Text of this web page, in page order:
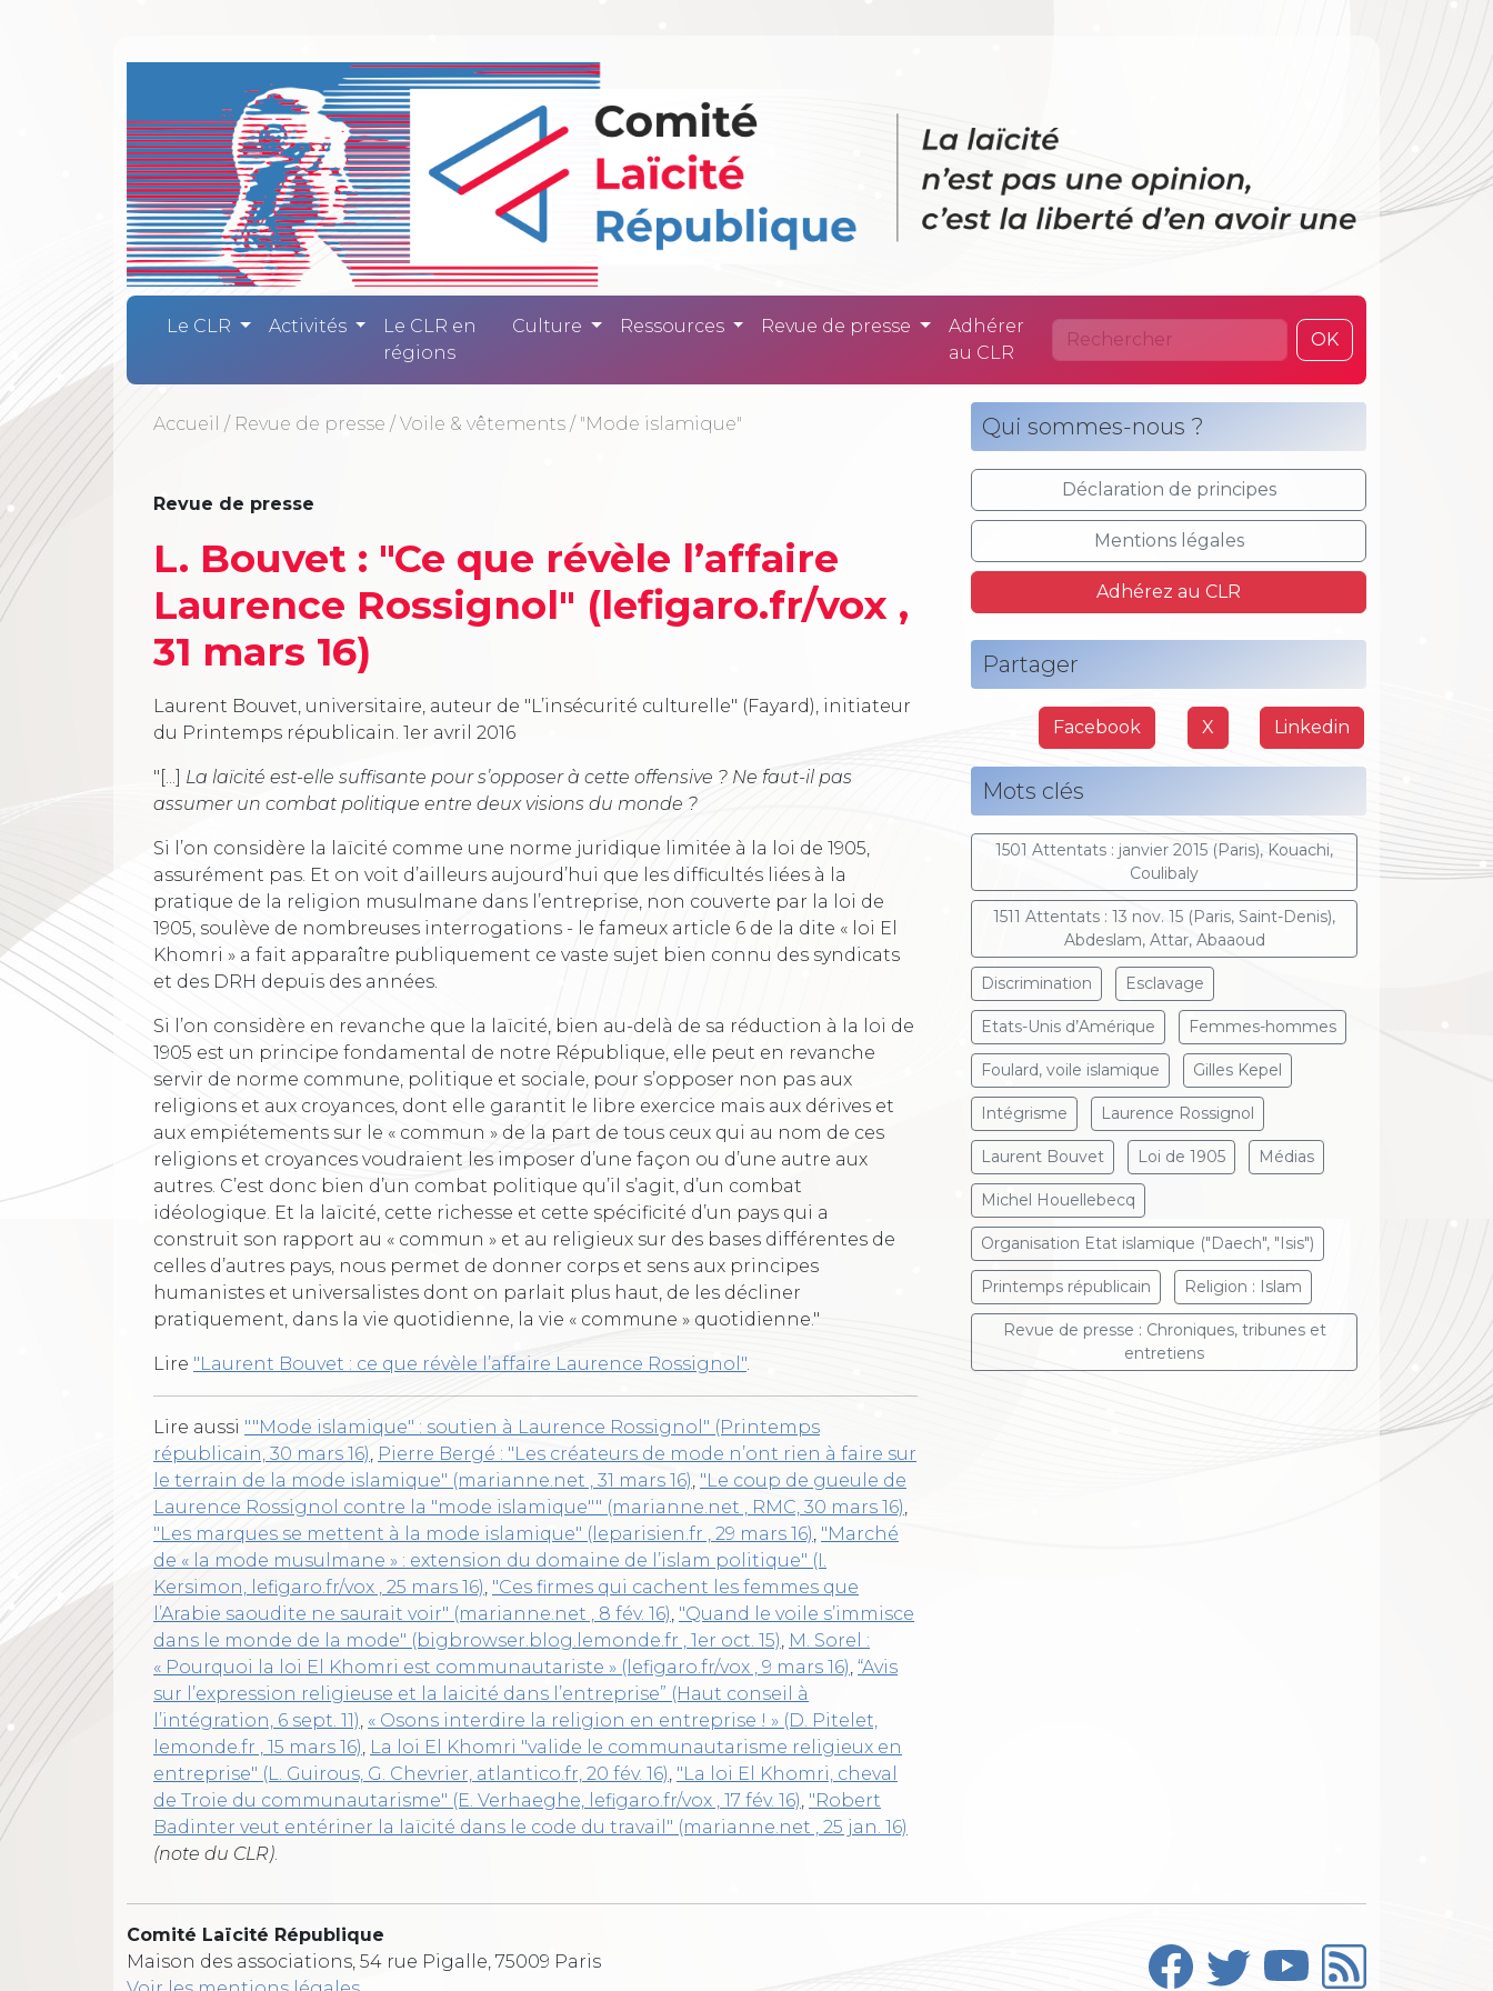
Comité Laïcité République - La laïcité
Le CLR Activités
Le CLR en
régions
Culture Ressources Revue de presse
Adhérer
au CLR
OK
Accueil / Revue de presse / Voile & vêtements / "Mode islamique"
Revue de presse
L. Bouvet : "Ce que révèle l’affaire
Laurence Rossignol" (lefigaro.fr/vox ,
31 mars 16)
Laurent Bouvet, universitaire, auteur de "L’insécurité culturelle" (Fayard), initiateur
du Printemps républicain. 1er avril 2016
"[...] La laïcité est-elle suffisante pour s’opposer à cette offensive ? Ne faut-il pas
assumer un combat politique entre deux visions du monde ?
Si l’on considère la laïcité comme une norme juridique limitée à la loi de 1905,
assurément pas. Et on voit d’ailleurs aujourd’hui que les difficultés liées à la
pratique de la religion musulmane dans l’entreprise, non couverte par la loi de
1905, soulève de nombreuses interrogations - le fameux article 6 de la dite « loi El
Khomri » a fait apparaître publiquement ce vaste sujet bien connu des syndicats
et des DRH depuis des années.
Si l’on considère en revanche que la laïcité, bien au-delà de sa réduction à la loi de
1905 est un principe fondamental de notre République, elle peut en revanche
servir de norme commune, politique et sociale, pour s’opposer non pas aux
religions et aux croyances, dont elle garantit le libre exercice mais aux dérives et
aux empiétements sur le « commun » de la part de tous ceux qui au nom de ces
religions et croyances voudraient les imposer d’une façon ou d’une autre aux
autres. C’est donc bien d’un combat politique qu’il s’agit, d’un combat
idéologique. Et la laïcité, cette richesse et cette spécificité d’un pays qui a
construit son rapport au « commun » et au religieux sur des bases différentes de
celles d’autres pays, nous permet de donner corps et sens aux principes
humanistes et universalistes dont on parlait plus haut, de les décliner
pratiquement, dans la vie quotidienne, la vie « commune » quotidienne."
Lire "Laurent Bouvet : ce que révèle l’affaire Laurence Rossignol".
Lire aussi ""Mode islamique" : soutien à Laurence Rossignol" (Printemps
républicain, 30 mars 16), Pierre Bergé : "Les créateurs de mode n’ont rien à faire sur
le terrain de la mode islamique" (marianne.net , 31 mars 16), "Le coup de gueule de
Laurence Rossignol contre la "mode islamique"" (marianne.net , RMC, 30 mars 16),
"Les marques se mettent à la mode islamique" (leparisien.fr , 29 mars 16), "Marché
de « la mode musulmane » : extension du domaine de l’islam politique" (I.
Kersimon, lefigaro.fr/vox , 25 mars 16), "Ces firmes qui cachent les femmes que
l’Arabie saoudite ne saurait voir" (marianne.net , 8 fév. 16), "Quand le voile s’immisce
dans le monde de la mode" (bigbrowser.blog.lemonde.fr , 1er oct. 15), M. Sorel :
« Pourquoi la loi El Khomri est communautariste » (lefigaro.fr/vox , 9 mars 16), “Avis
sur l’expression religieuse et la laicité dans l’entreprise” (Haut conseil à
l’intégration, 6 sept. 11), « Osons interdire la religion en entreprise ! » (D. Pitelet,
lemonde.fr , 15 mars 16), La loi El Khomri "valide le communautarisme religieux en
entreprise" (L. Guirous, G. Chevrier, atlantico.fr, 20 fév. 16), "La loi El Khomri, cheval
de Troie du communautarisme" (E. Verhaeghe, lefigaro.fr/vox , 17 fév. 16), "Robert
Badinter veut entériner la laïcité dans le code du travail" (marianne.net , 25 jan. 16)
(note du CLR).
Qui sommes-nous ?
Déclaration de principes
Mentions légales
Adhérez au CLR
Partager
Facebook X Linkedin
Mots clés
1501 Attentats : janvier 2015 (Paris), Kouachi,
Coulibaly
1511 Attentats : 13 nov. 15 (Paris, Saint-Denis),
Abdeslam, Attar, Abaaoud
Discrimination Esclavage
Etats-Unis d’Amérique Femmes-hommes
Foulard, voile islamique Gilles Kepel
Intégrisme Laurence Rossignol
Laurent Bouvet Loi de 1905 Médias
Michel Houellebecq
Organisation Etat islamique ("Daech", "Isis")
Printemps républicain Religion : Islam
Revue de presse : Chroniques, tribunes et
entretiens
Comité Laïcité République
Maison des associations, 54 rue Pigalle, 75009 Paris